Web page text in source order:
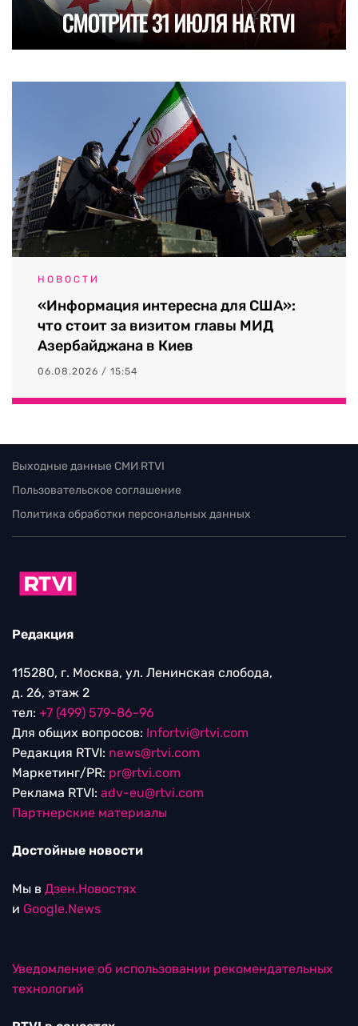
НОВОСТИ
«Информация интересна для США»:
что стоит за визитом главы МИД
Азербайджана в Киев
06.08.2026 / 15:54
Выходные данные СМИ RTVI
Пользовательское соглашение
Политика обработки персональных данных
Редакция
115280, г. Москва, ул. Ленинская слобода,
д. 26, этаж 2
тел: +7 (499) 579-86-96
Для общих вопросов: Infortvi@rtvi.com
Редакция RTVI: news@rtvi.com
Маркетинг/PR: pr@rtvi.com
Реклама RTVI: adv-eu@rtvi.com
Партнерские материалы
Достойные новости
Мы в Дзен.Новостях
и Google.News
Уведомление об использовании рекомендательных
технологий